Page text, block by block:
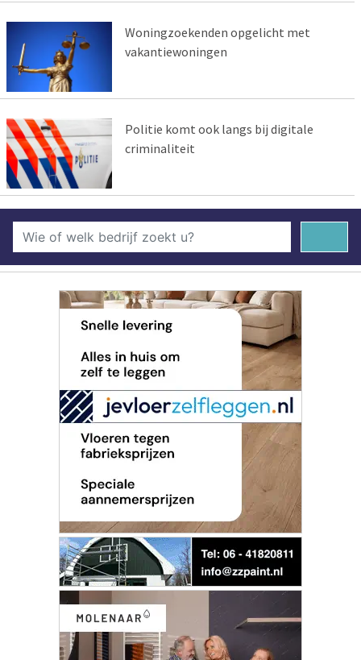
Woningzoekenden opgelicht met
vakantiewoningen
Politie komt ook langs bij digitale
criminaliteit